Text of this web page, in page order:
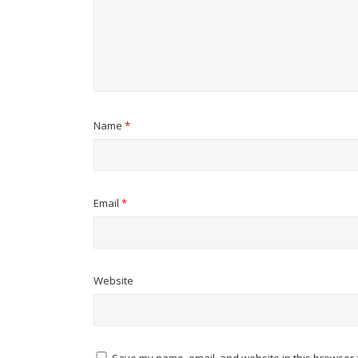
Name *
Email *
Website